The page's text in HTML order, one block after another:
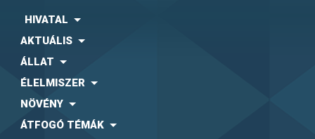
HIVATAL
AKTUÁLIS
ÁLLAT
ÉLELMISZER
NÖVÉNY
ÁTFOGÓ TÉMÁK